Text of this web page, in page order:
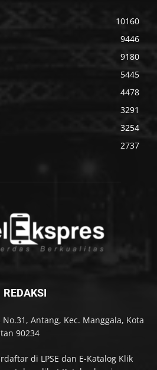
10160
9446
9180
5445
4478
3291
3254
2737
REDAKSI
Antang, Kec. Manggala, Kota
90234
di LPSE dan E-Katalog Klik